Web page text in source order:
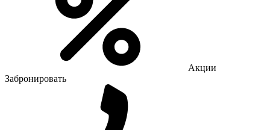
Акции
Забронировать